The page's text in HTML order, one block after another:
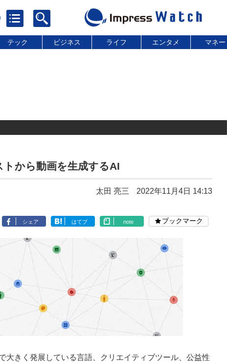
テック ビジネス ライフ エンタメ マネー
から動画を生成するAI
太田 亮三 2022年11月4日 14:13
シェア はてブ note ブックマーク
大きく発展している言語、クリエイティブツール、公益性